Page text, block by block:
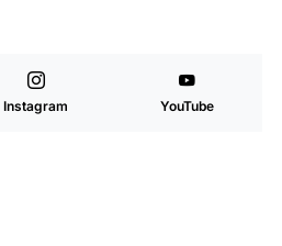
Instagram YouTube